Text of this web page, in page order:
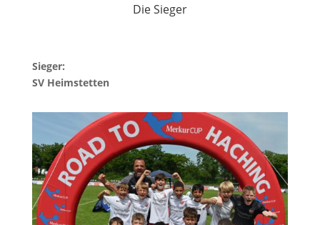
Die Sieger
Sieger:
SV Heimstetten